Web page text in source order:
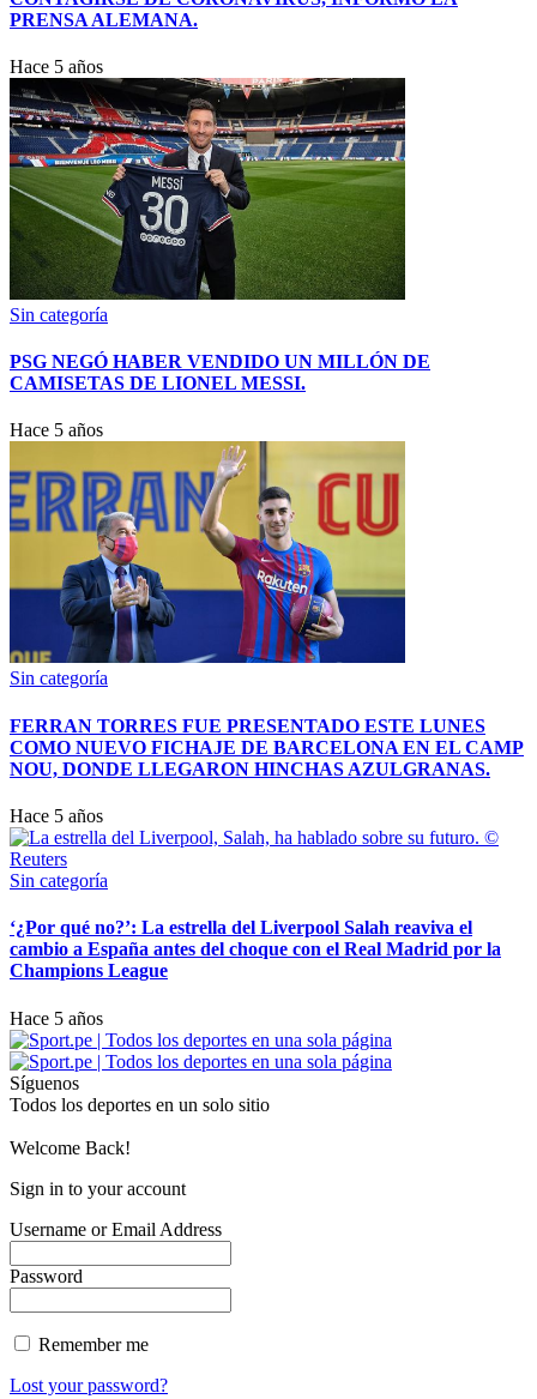
PRENSA ALEMANA.
Hace 5 años
Sin categoría
PSG NEGÓ HABER VENDIDO UN MILLÓN DE
CAMISETAS DE LIONEL MESSI.
Hace 5 años
Sin categoría
FERRAN TORRES FUE PRESENTADO ESTE LUNES
COMO NUEVO FICHAJE DE BARCELONA EN EL CAMP
NOU, DONDE LLEGARON HINCHAS AZULGRANAS.
Hace 5 años
Sin categoría
‘¿Por qué no?’: La estrella del Liverpool Salah reaviva el
cambio a España antes del choque con el Real Madrid por la
Champions League
Hace 5 años
Síguenos
Todos los deportes en un solo sitio
Welcome Back!
Sign in to your account
Username or Email Address
Password
Remember me
Lost your password?